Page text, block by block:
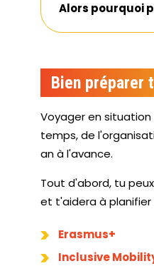
Alors pourquoi
Bien préparer
Voyager en
temps, de
an à l'avance.
Tout d'abord, tu
et t'aidera à planifier
Erasmus+
Inclusive